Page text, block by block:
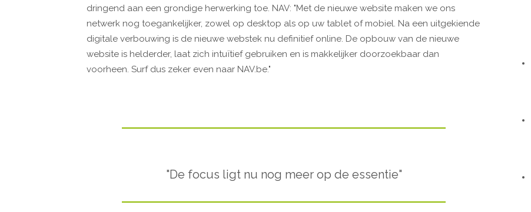
dringend aan een grondige herwerking toe. NAV: "Met de nieuwe website maken we ons
netwerk nog toegankelijker, zowel op desktop als op uw tablet of mobiel. Na een uitgekiende
digitale verbouwing is de nieuwe webstek nu definitief online. De opbouw van de nieuwe
website is helderder, laat zich intuïtief gebruiken en is makkelijker doorzoekbaar dan
voorheen. Surf dus zeker even naar NAV.be."
"De focus ligt nu nog meer op de essentie"